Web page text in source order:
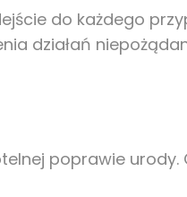
do każdego
działań
poprawie urody.